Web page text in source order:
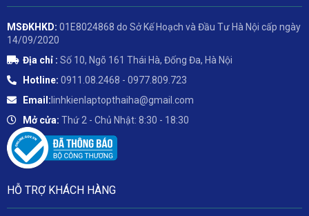
MSĐKHKD: 01E8024868 do Sở Kế Hoạch và Đầu Tư Hà Nội cấp ngày
14/09/2020
Địa chỉ : Số 10, Ngõ 161 Thái Hà, Đống Đa, Hà Nội
Hotline: 0911.08.2468 - 0977.809.723
Email: linhkienlaptopthaiha@gmail.com
Mở cửa: Thứ 2 - Chủ Nhật: 8:30 - 18:30
HỖ TRỢ KHÁCH HÀNG